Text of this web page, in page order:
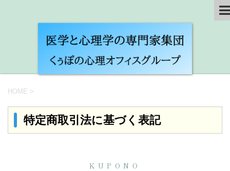
HOME >
特定商取引法に基づく表記
KUPONO